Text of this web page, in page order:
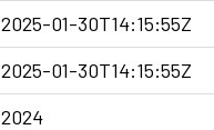
2025-01-30T14:15:55Z
2025-01-30T14:15:55Z
2024